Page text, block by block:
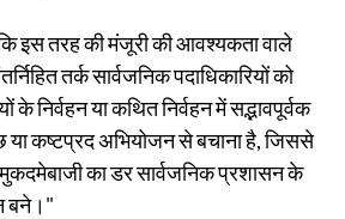
इस तरह की मंजूरी की आवश्यकता वाले
तर्क सार्वजनिक पदाधिकारियों को
निर्वहन या कथित निर्वहन में सद्भावपूर्वक
या कष्टप्रद अभियोजन से बचाना है, जिससे
का डर सार्वजनिक प्रशासन के
बने।"